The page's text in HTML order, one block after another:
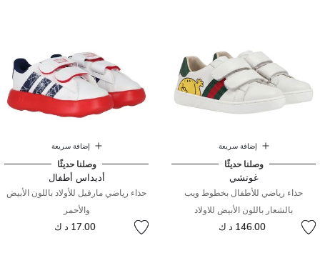
إضافة سريعة
وصلنا حديثًا
غوتشي
حذاء رياضي للأطفال بخطوط ويب
بالشعار باللون الأبيض للاولاد
146.00 د ك
إضافة سريعة
وصلنا حديثًا
أديداس أطفال
حذاء رياضي مارفيل للأولاد باللون الأبيض
والأحمر
17.00 د ك